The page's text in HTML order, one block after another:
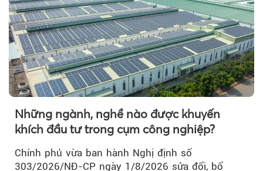
Những ngành, nghề nào được khuyến
khích đầu tư trong cụm công nghiệp?
Chính phủ vừa ban hành Nghị định số
303/2026/NĐ-CP ngày 1/8/2026 sửa đổi, bổ